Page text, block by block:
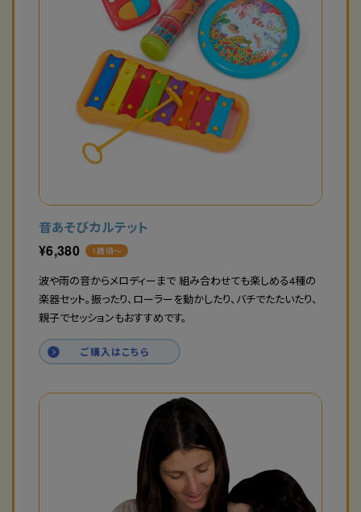
音あそびカルテット
¥6,380 1歳頃〜
波や雨の音からメロディーまで 組み合わせても楽しめる4種の
楽器セット。振ったり、ローラーを動かしたり、バチでたたいたり、
親子でセッションもおすすめです。
ご購入はこちら